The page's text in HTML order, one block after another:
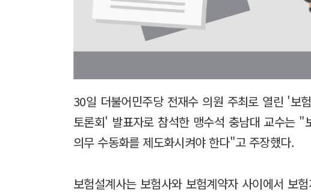
30일 더불어민주당 전재수 의원 주최로 열린 '보
토론회' 발표자로 참석한 맹수석 충남대 교수는 "
의무 수동화를 제도화시켜야 한다"고 주장했다.
보험설계사는 보험사와 보험계약자 사이에서 보